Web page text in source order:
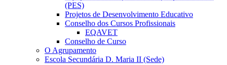
(PES)
Projetos de Desenvolvimento Educativo
Conselho dos Cursos Profissionais
EQAVET
Conselho de Curso
O Agrupamento
Escola Secundária D. Maria II (Sede)